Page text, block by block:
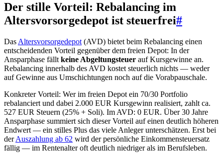
Der stille Vorteil: Rebalancing im
Altersvorsorgedepot ist steuerfrei#
Das Altersvorsorgedepot (AVD) bietet beim Rebalancing einen
entscheidenden Vorteil gegenüber dem freien Depot: In der
Ansparphase fällt keine Abgeltungsteuer auf Kursgewinne an.
Rebalancing innerhalb des AVD kostet steuerlich nichts — weder
auf Gewinne aus Umschichtungen noch auf die Vorabpauschale.
Konkreter Vorteil: Wer im freien Depot ein 70/30 Portfolio
rebalanciert und dabei 2.000 EUR Kursgewinn realisiert, zahlt ca.
527 EUR Steuern (25% + Soli). Im AVD: 0 EUR. Über 30 Jahre
Ansparphase summiert sich dieser Vorteil auf einen deutlich höheren
Endwert — ein stilles Plus das viele Anleger unterschätzen. Erst bei
derAuszahlung ab 62 wird der persönliche Einkommensteuersatz
fällig — im Rentenalter oft deutlich niedriger als im Berufsleben.